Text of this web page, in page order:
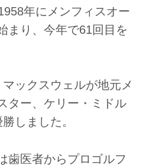
年にメンフィスオー
まり、今年で61回目を
ックスウェルが地元メ
ター、ケリー・ミドル
しました。
歯医者からプロゴルフ